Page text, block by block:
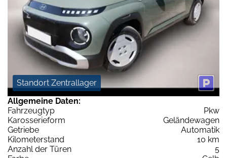
Standort Zentrallager
Allgemeine Daten:
Fahrzeugtyp
Pkw
Karosserieform
Geländewagen
Getriebe
Automatik
Kilometerstand
10 km
Anzahl der Türen
5